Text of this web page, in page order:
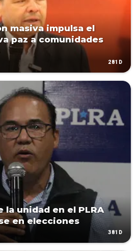
masiva impulsa el
paz a comunidades
281D
la unidad en el PLRA
en elecciones
381D